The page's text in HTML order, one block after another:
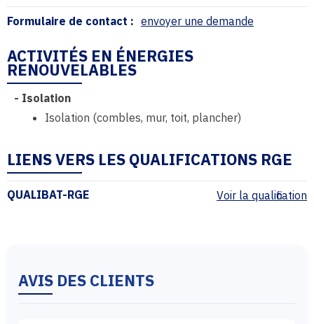
Formulaire de contact : envoyer une demande
ACTIVITÉS EN ÉNERGIES
RENOUVELABLES
- Isolation
Isolation (combles, mur, toit, plancher)
LIENS VERS LES QUALIFICATIONS RGE
QUALIBAT-RGE Voir la qualification
AVIS DES CLIENTS